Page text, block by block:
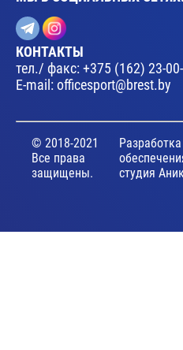
КОНТАКТЫ
тел./ факс:+375 (162) 23-
E-mail: officesport@brest.by
© 2018-2021
Все права
защищены.
студия